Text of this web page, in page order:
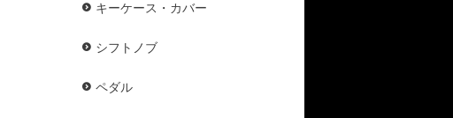
キーケース・カバー
シフトノブ
ペダル